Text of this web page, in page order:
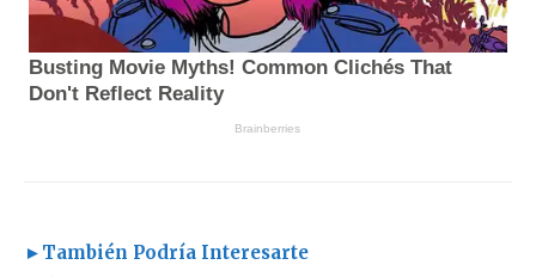
►También Podría Interesarte